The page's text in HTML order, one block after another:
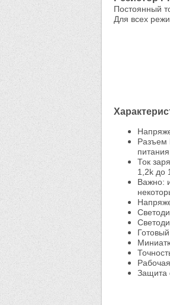
Постоянный
Для всех
Разъем
Ток
1,2k до
Важно:
Защита